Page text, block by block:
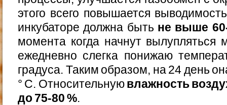
этого всего повышается
инкубаторе должна быть не выше
момента когда начнут вылупляться
ежедневно слегка понижаю
градуса. Таким образом, на 24 день
° С. Относительнуювлажность
до 75-80 %.